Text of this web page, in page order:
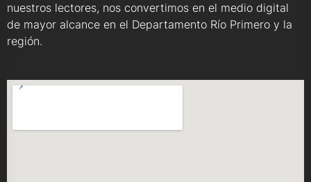
nuestros lectores, nos convertimos en el medio digital
de mayor alcance en el Departamento Río Primero y la
región.